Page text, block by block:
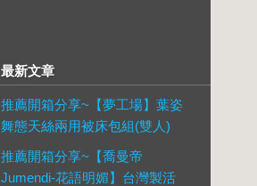
最新文章
推薦開箱分享~【夢工場】葉姿
舞態天絲兩用被床包組(雙人)
推薦開箱分享~【喬曼帝
Jumendi-花語明媚】台灣製活